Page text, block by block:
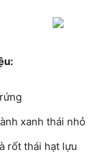
xanh thái nhỏ
rốt thái hạt lựu